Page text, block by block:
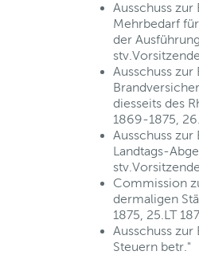
Ausschuss zur
Mehrbedarf
der
Ausschuss
diesseits des
1869-1875,
Ausschuss
Landtags-
Commission
dermaligen
1875, 25.LT
Ausschuss
Steuern betr."